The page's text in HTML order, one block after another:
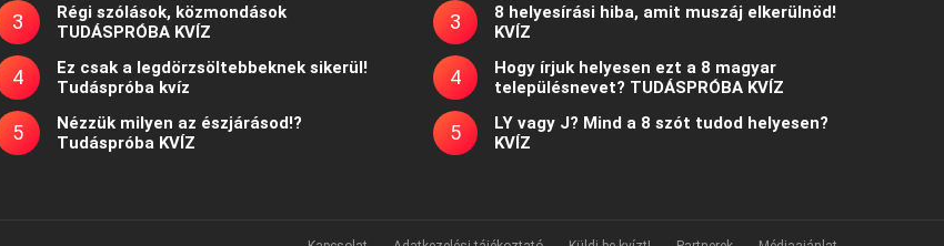
Régi szólások, közmondások
TUDÁSPRÓBA KVÍZ
Ez csak a legdörzsöltebbeknek sikerül!
Tudáspróba kvíz
Nézzük milyen az észjárásod!?
Tudáspróba KVÍZ
8 helyesírási hiba, amit muszáj elkerülnöd!
KVÍZ
Hogy írjuk helyesen ezt a 8 magyar
településnevet? TUDÁSPRÓBA KVÍZ
LY vagy J? Mind a 8 szót tudod helyesen?
KVÍZ